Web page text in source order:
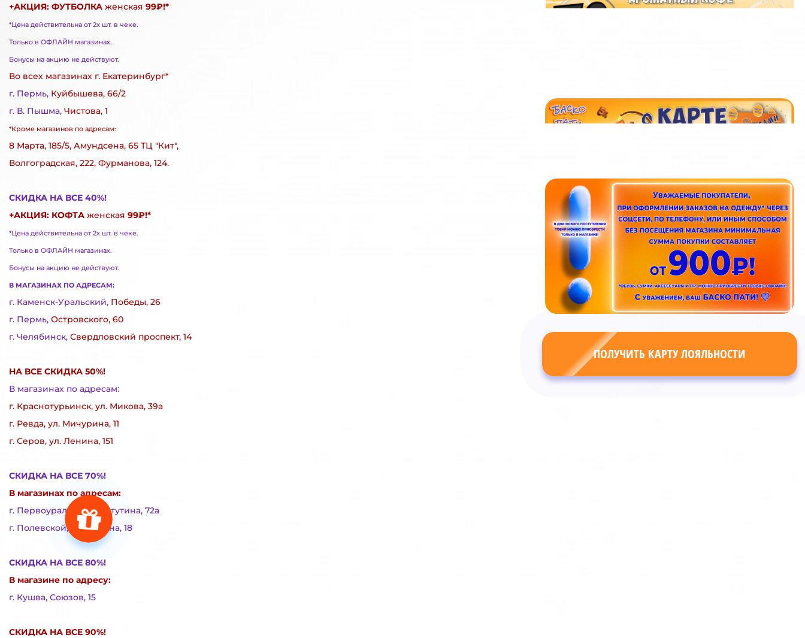
+АКЦИЯ: ФУТБОЛКА женская 99₽!*
*Цена действительна от 2х шт. в чеке.
Только в ОФЛАЙН магазинах.
Бонусы на акцию не действуют.
Во всех магазинах г. Екатеринбург*
г. Пермь, Куйбышева, 66/2
г. В. Пышма, Чистова, 1
*Кроме магазинов по адресам:
8 Марта, 185/5, Амундсена, 65 ТЦ "Кит",
Волгоградская, 222, Фурманова, 124.
СКИДКА НА ВСЕ 40%!
+АКЦИЯ: КОФТА женская 99₽!*
*Цена действительна от 2х шт. в чеке.
Только в ОФЛАЙН магазинах.
Бонусы на акцию не действуют.
В МАГАЗИНАХ ПО АДРЕСАМ:
г. Каменск-Уральский , Победы, 26
г. Пермь, Островского, 60
г. Челябинск, Свердловский проспект, 14
НА ВСЕ СКИДКА 50%!
В магазинах по адресам:
г. Краснотурьинск, ул. Микова, 39а
г. Ревда, ул. Мичурина, 11
г. Серов, ул. Ленина, 151
СКИДКА НА ВСЕ 70%!
В магазинах по адресам:
г. Первоуральск, ул. Ватутина, 72а
г. Полевской, ул. Ленина, 18
СКИДКА НА ВСЕ 80%!
В магазине по адресу:
г. Кушва, Союзов, 15
СКИДКА НА ВСЕ 90%!
ПОЛУЧИТЬ КАРТУ ЛОЯЛЬНОСТИ